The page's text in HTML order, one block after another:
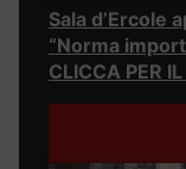
Sala d’Ercole
“Norma
CLICCA PER